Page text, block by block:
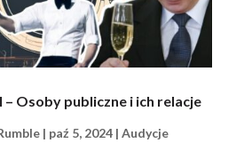
Osoby publiczne i ich relacje
| paź 5, 2024| Audycje